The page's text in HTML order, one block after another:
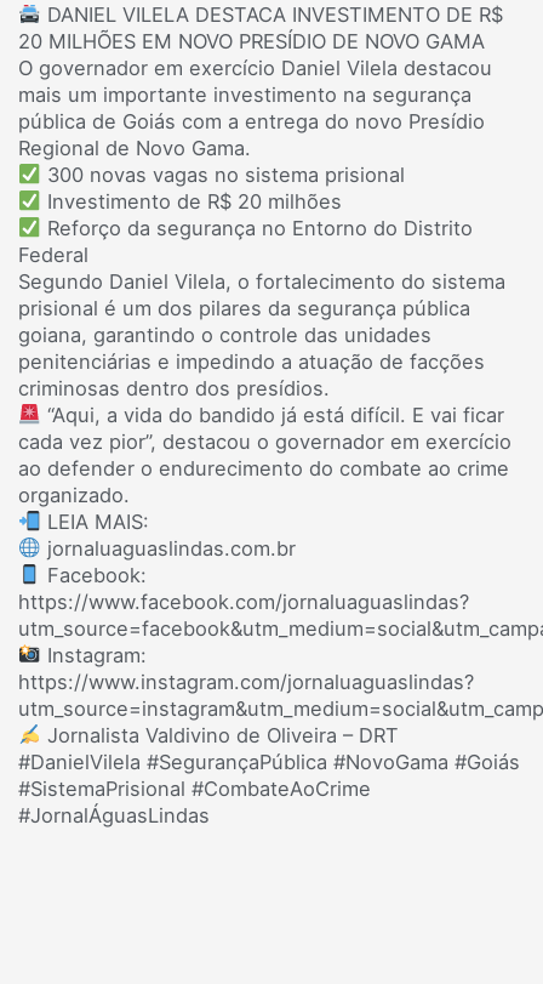
DANIEL VILELA DESTACA INVESTIMENTO DE R$
20 MILHÕES EM NOVO PRESÍDIO DE NOVO GAMA
O governador em exercício Daniel Vilela destacou
mais um importante investimento na segurança
pública de Goiás com a entrega do novo Presídio
Regional de Novo Gama.
300 novas vagas no sistema prisional
Investimento de R$ 20 milhões
Reforço da segurança no Entorno do Distrito
Federal
Segundo Daniel Vilela, o fortalecimento do sistema
prisional é um dos pilares da segurança pública
goiana, garantindo o controle das unidades
penitenciárias e impedindo a atuação de facções
criminosas dentro dos presídios.
“Aqui, a vida do bandido já está difícil. E vai ficar
cada vez pior”, destacou o governador em exercício
ao defender o endurecimento do combate ao crime
organizado.
LEIA MAIS:
jornaluaguaslindas.com.br
Facebook:
https://www.facebook.com/jornaluaguaslindas?
Instagram:
https://www.instagram.com/jornaluaguaslindas?
Jornalista Valdivino de Oliveira – DRT
#DanielVilela #SegurançaPública #NovoGama #Goiás
#SistemaPrisional #CombateAoCrime
#JornalÁguasLindas